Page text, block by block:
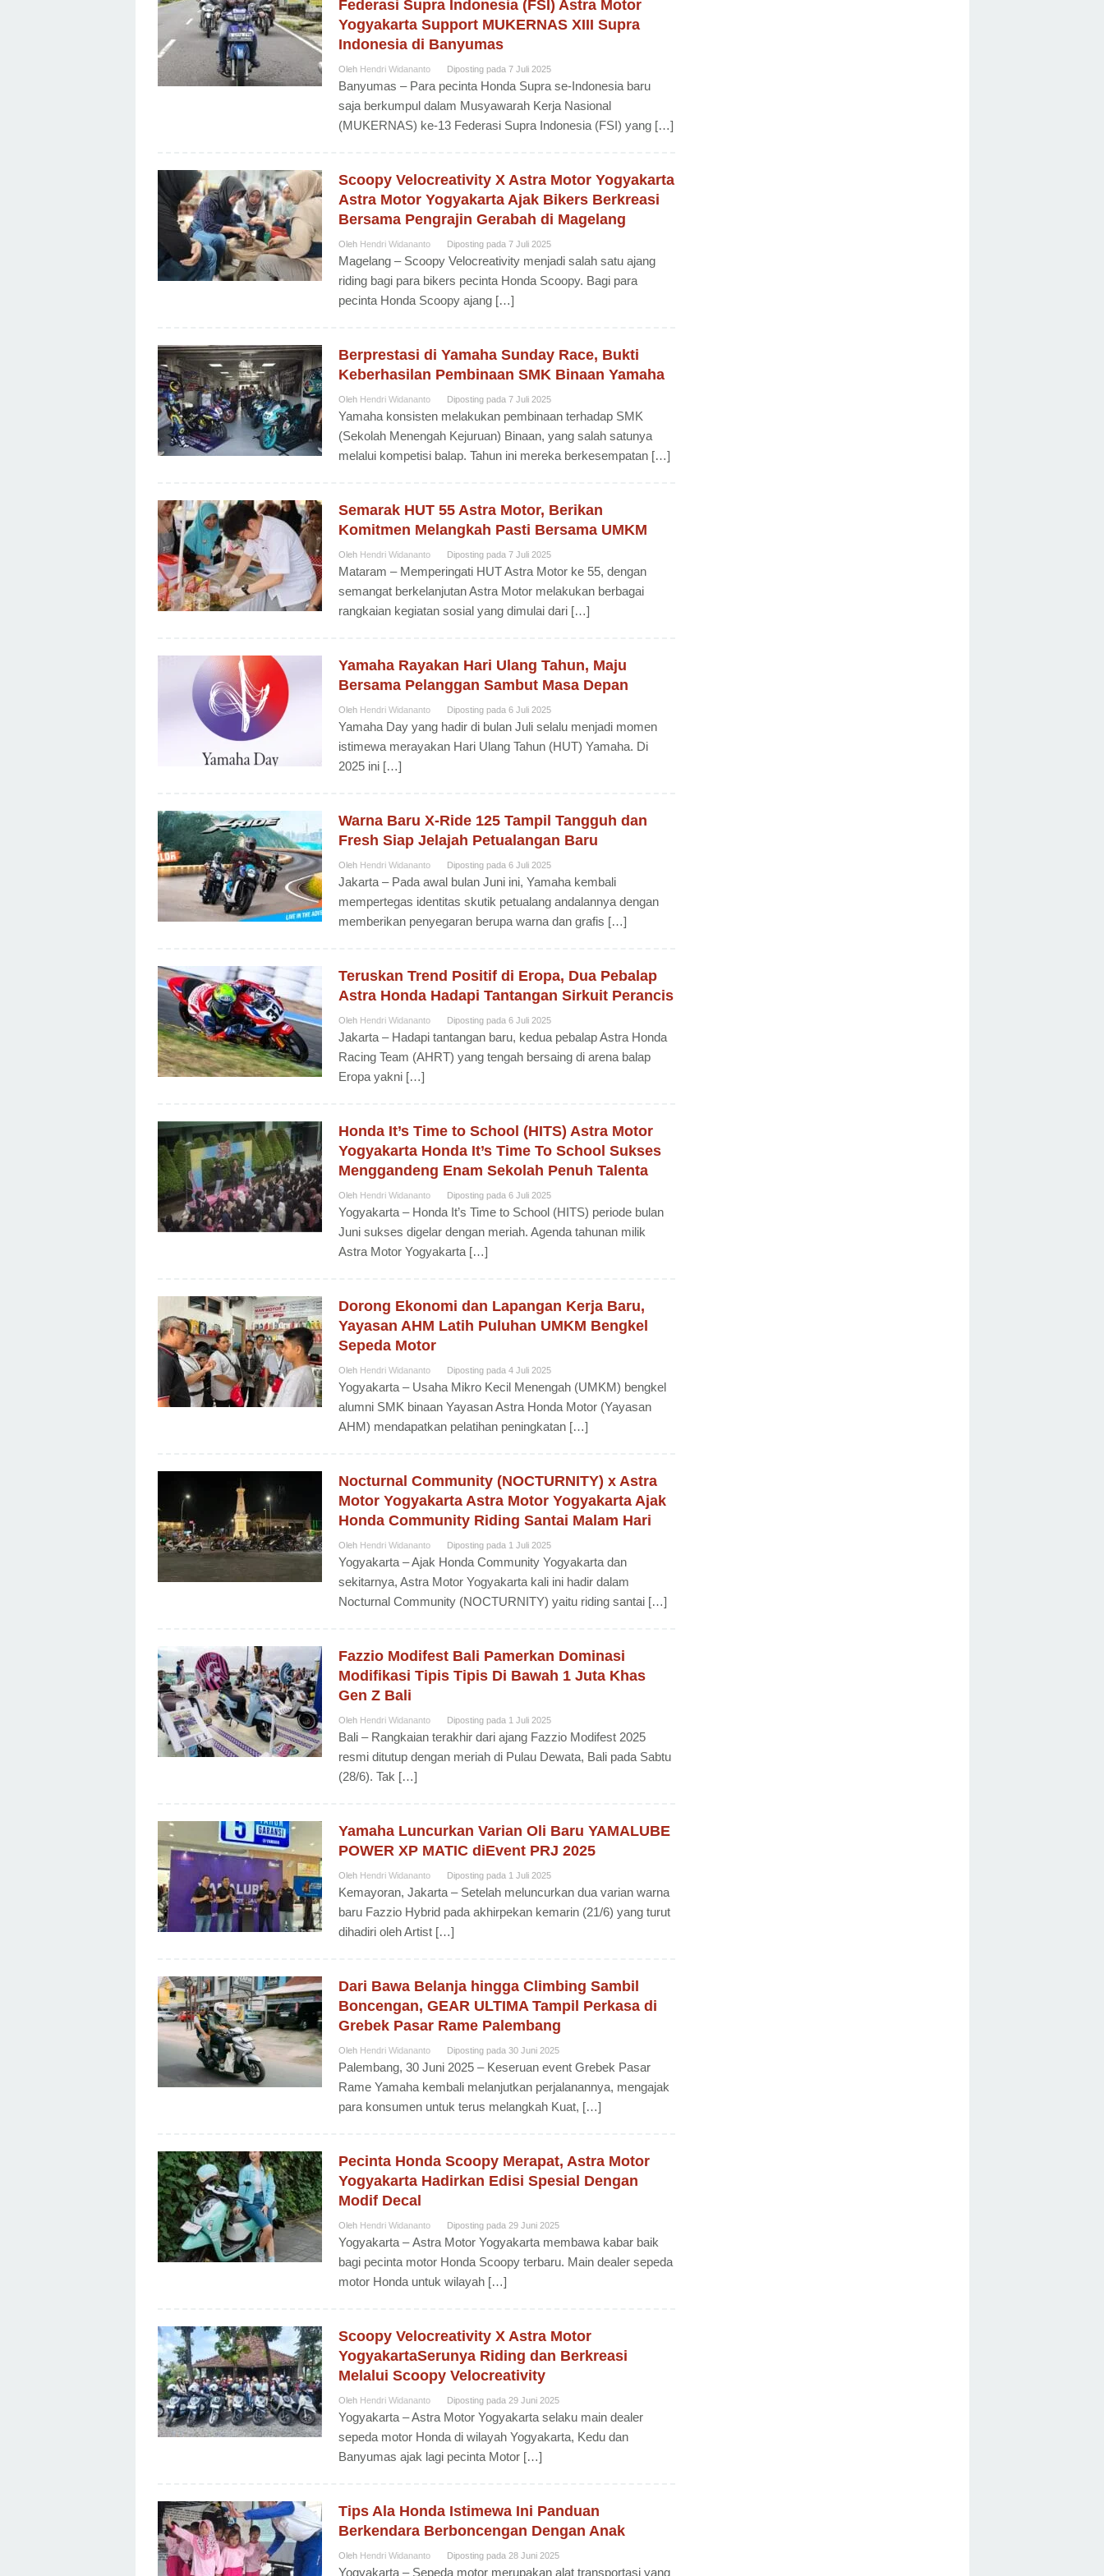
Federasi Supra Indonesia (FSI) Astra Motor
Yogyakarta Support MUKERNAS XIII Supra
Indonesia di Banyumas
Oleh Hendri Widananto Diposting pada 7 Juli 2025
Banyumas – Para pecinta Honda Supra se-Indonesia baru
saja berkumpul dalam Musyawarah Kerja Nasional
(MUKERNAS) ke-13 Federasi Supra Indonesia (FSI) yang […]
Scoopy Velocreativity X Astra Motor Yogyakarta
Astra Motor Yogyakarta Ajak Bikers Berkreasi
Bersama Pengrajin Gerabah di Magelang
Oleh Hendri Widananto Diposting pada 7 Juli 2025
Magelang – Scoopy Velocreativity menjadi salah satu ajang
riding bagi para bikers pecinta Honda Scoopy. Bagi para
pecinta Honda Scoopy ajang […]
Berprestasi di Yamaha Sunday Race, Bukti
Keberhasilan Pembinaan SMK Binaan Yamaha
Oleh Hendri Widananto Diposting pada 7 Juli 2025
Yamaha konsisten melakukan pembinaan terhadap SMK
(Sekolah Menengah Kejuruan) Binaan, yang salah satunya
melalui kompetisi balap. Tahun ini mereka berkesempatan […]
Semarak HUT 55 Astra Motor, Berikan
Komitmen Melangkah Pasti Bersama UMKM
Oleh Hendri Widananto Diposting pada 7 Juli 2025
Mataram – Memperingati HUT Astra Motor ke 55, dengan
semangat berkelanjutan Astra Motor melakukan berbagai
rangkaian kegiatan sosial yang dimulai dari […]
Yamaha Rayakan Hari Ulang Tahun, Maju
Bersama Pelanggan Sambut Masa Depan
Oleh Hendri Widananto Diposting pada 6 Juli 2025
Yamaha Day yang hadir di bulan Juli selalu menjadi momen
istimewa merayakan Hari Ulang Tahun (HUT) Yamaha. Di
2025 ini […]
Warna Baru X-Ride 125 Tampil Tangguh dan
Fresh Siap Jelajah Petualangan Baru
Oleh Hendri Widananto Diposting pada 6 Juli 2025
Jakarta – Pada awal bulan Juni ini, Yamaha kembali
mempertegas identitas skutik petualang andalannya dengan
memberikan penyegaran berupa warna dan grafis […]
Teruskan Trend Positif di Eropa, Dua Pebalap
Astra Honda Hadapi Tantangan Sirkuit Perancis
Oleh Hendri Widananto Diposting pada 6 Juli 2025
Jakarta – Hadapi tantangan baru, kedua pebalap Astra Honda
Racing Team (AHRT) yang tengah bersaing di arena balap
Eropa yakni […]
Honda It’s Time to School (HITS) Astra Motor
Yogyakarta Honda It’s Time To School Sukses
Menggandeng Enam Sekolah Penuh Talenta
Oleh Hendri Widananto Diposting pada 6 Juli 2025
Yogyakarta – Honda It’s Time to School (HITS) periode bulan
Juni sukses digelar dengan meriah. Agenda tahunan milik
Astra Motor Yogyakarta […]
Dorong Ekonomi dan Lapangan Kerja Baru,
Yayasan AHM Latih Puluhan UMKM Bengkel
Sepeda Motor
Oleh Hendri Widananto Diposting pada 4 Juli 2025
Yogyakarta – Usaha Mikro Kecil Menengah (UMKM) bengkel
alumni SMK binaan Yayasan Astra Honda Motor (Yayasan
AHM) mendapatkan pelatihan peningkatan […]
Nocturnal Community (NOCTURNITY) x Astra
Motor Yogyakarta Astra Motor Yogyakarta Ajak
Honda Community Riding Santai Malam Hari
Oleh Hendri Widananto Diposting pada 1 Juli 2025
Yogyakarta – Ajak Honda Community Yogyakarta dan
sekitarnya, Astra Motor Yogyakarta kali ini hadir dalam
Nocturnal Community (NOCTURNITY) yaitu riding santai […]
Fazzio Modifest Bali Pamerkan Dominasi
Modifikasi Tipis Tipis Di Bawah 1 Juta Khas
Gen Z Bali
Oleh Hendri Widananto Diposting pada 1 Juli 2025
Bali – Rangkaian terakhir dari ajang Fazzio Modifest 2025
resmi ditutup dengan meriah di Pulau Dewata, Bali pada Sabtu
(28/6). Tak […]
Yamaha Luncurkan Varian Oli Baru YAMALUBE
POWER XP MATIC diEvent PRJ 2025
Oleh Hendri Widananto Diposting pada 1 Juli 2025
Kemayoran, Jakarta – Setelah meluncurkan dua varian warna
baru Fazzio Hybrid pada akhirpekan kemarin (21/6) yang turut
dihadiri oleh Artist […]
Dari Bawa Belanja hingga Climbing Sambil
Boncengan, GEAR ULTIMA Tampil Perkasa di
Grebek Pasar Rame Palembang
Oleh Hendri Widananto Diposting pada 30 Juni 2025
Palembang, 30 Juni 2025 – Keseruan event Grebek Pasar
Rame Yamaha kembali melanjutkan perjalanannya, mengajak
para konsumen untuk terus melangkah Kuat, […]
Pecinta Honda Scoopy Merapat, Astra Motor
Yogyakarta Hadirkan Edisi Spesial Dengan
Modif Decal
Oleh Hendri Widananto Diposting pada 29 Juni 2025
Yogyakarta – Astra Motor Yogyakarta membawa kabar baik
bagi pecinta motor Honda Scoopy terbaru. Main dealer sepeda
motor Honda untuk wilayah […]
Scoopy Velocreativity X Astra Motor
YogyakartaSerunya Riding dan Berkreasi
Melalui Scoopy Velocreativity
Oleh Hendri Widananto Diposting pada 29 Juni 2025
Yogyakarta – Astra Motor Yogyakarta selaku main dealer
sepeda motor Honda di wilayah Yogyakarta, Kedu dan
Banyumas ajak lagi pecinta Motor […]
Tips Ala Honda Istimewa Ini Panduan
Berkendara Berboncengan Dengan Anak
Oleh Hendri Widananto Diposting pada 28 Juni 2025
Yogyakarta – Sepeda motor merupakan alat transportasi yang